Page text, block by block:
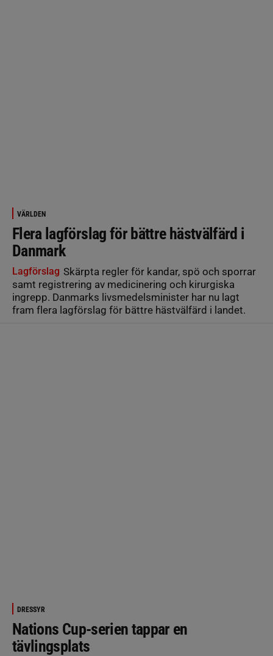
VÄRLDEN
Flera lagförslag för bättre hästvälfärd i
Danmark
Lagförslag Skärpta regler för kandar, spö och sporrar
samt registrering av medicinering och kirurgiska
ingrepp. Danmarks livsmedelsminister har nu lagt
fram flera lagförslag för bättre hästvälfärd i landet.
DRESSYR
Nations Cup-serien tappar en
tävlingsplats